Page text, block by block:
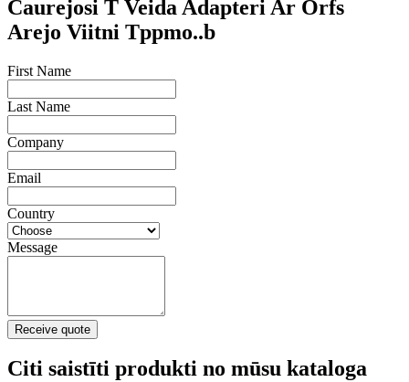
Caurejosi T Veida Adapteri Ar Orfs
Arejo Viitni Tppmo..b
First Name
Last Name
Company
Email
Country
Message
Receive quote
Citi saistīti produkti no mūsu kataloga